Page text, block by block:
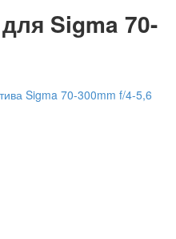
Sigma 70-